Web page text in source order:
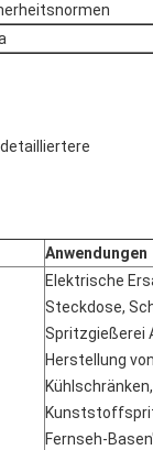
Anwendungen
Elektrische
Steckdose,
Spritzgießerei
Herstellung
Kühlschränken,
Fernseh-